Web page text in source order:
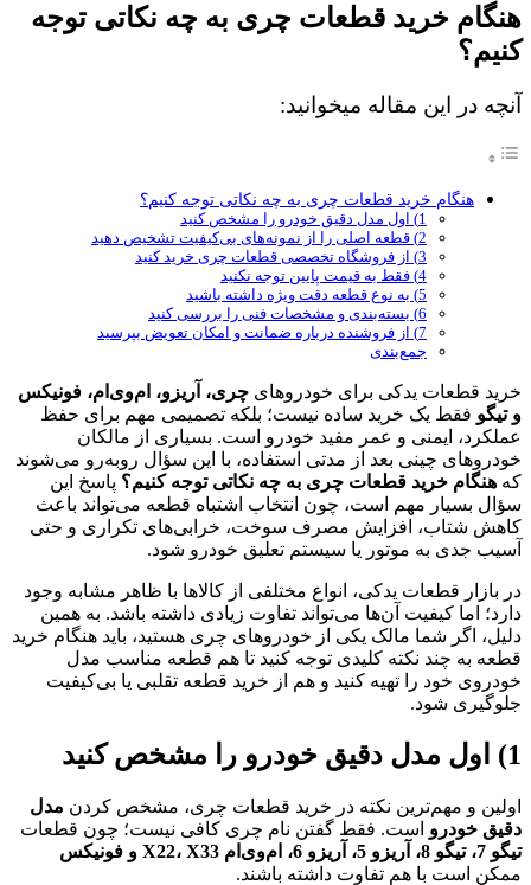
هنگام خرید قطعات چری به چه نکاتی توجه
کنیم؟
آنچه در این مقاله میخوانید:
هنگام خرید قطعات چری به چه نکاتی توجه کنیم؟
1) اول مدل دقیق خودرو را مشخص کنید
2) قطعه اصلی را از نمونه‌های بی‌کیفیت تشخیص دهید
3) از فروشگاه تخصصی قطعات چری خرید کنید
4) فقط به قیمت پایین توجه نکنید
5) به نوع قطعه دقت ویژه داشته باشید
6) بسته‌بندی و مشخصات فنی را بررسی کنید
7) از فروشنده درباره ضمانت و امکان تعویض بپرسید
جمع‌بندی
خرید قطعات یدکی برای خودروهای چری، آریزو، ام‌وی‌ام، فونیکس
و تیگو فقط یک خرید ساده نیست؛ بلکه تصمیمی مهم برای حفظ
عملکرد، ایمنی و عمر مفید خودرو است. بسیاری از مالکان
خودروهای چینی بعد از مدتی استفاده، با این سؤال روبه‌رو می‌شوند
که هنگام خرید قطعات چری به چه نکاتی توجه کنیم؟ پاسخ این
سؤال بسیار مهم است، چون انتخاب اشتباه قطعه می‌تواند باعث
کاهش شتاب، افزایش مصرف سوخت، خرابی‌های تکراری و حتی
آسیب جدی به موتور یا سیستم تعلیق خودرو شود.
در بازار قطعات یدکی، انواع مختلفی از کالاها با ظاهر مشابه وجود
دارد؛ اما کیفیت آن‌ها می‌تواند تفاوت زیادی داشته باشد. به همین
دلیل، اگر شما مالک یکی از خودروهای چری هستید، باید هنگام خرید
قطعه به چند نکته کلیدی توجه کنید تا هم قطعه مناسب مدل
خودروی خود را تهیه کنید و هم از خرید قطعه تقلبی یا بی‌کیفیت
جلوگیری شود.
1) اول مدل دقیق خودرو را مشخص کنید
اولین و مهم‌ترین نکته در خرید قطعات چری، مشخص کردن مدل
دقیق خودرو است. فقط گفتن نام چری کافی نیست؛ چون قطعات
تیگو 7، تیگو 8، آریزو 5، آریزو 6، ام‌وی‌ام X22، X33 و فونیکس
ممکن است با هم تفاوت داشته باشند.